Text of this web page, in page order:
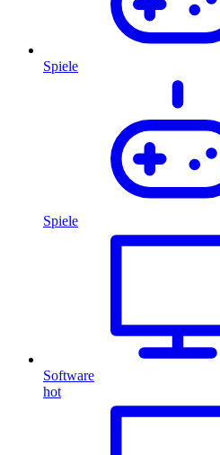
Spiele
Spiele
Software
hot